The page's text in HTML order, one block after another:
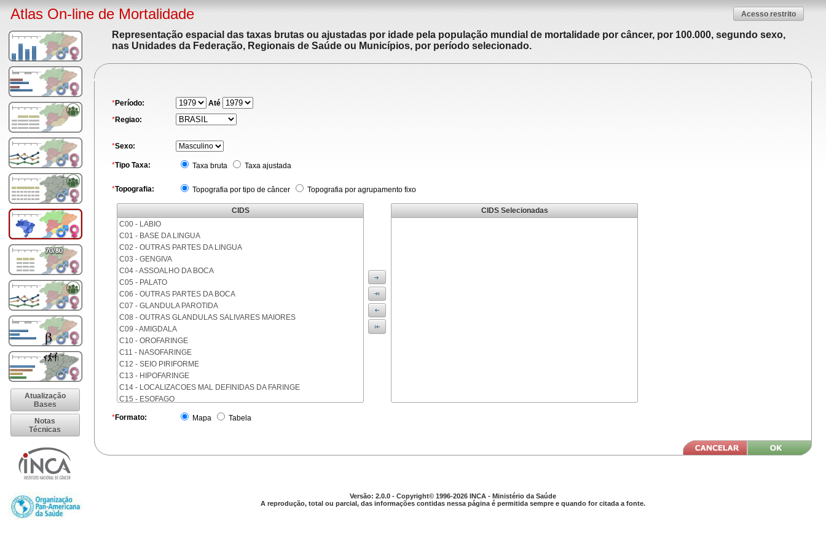
Atlas On-line de Mortalidade Acesso restrito
Atualização
Bases
Notas
Técnicas
Representação espacial das taxas brutas ou ajustadas por idade pela população mundial de mortalidade por câncer, por 100.000, segundo sexo,
nas Unidades da Federação, Regionais de Saúde ou Municípios, por período selecionado.
*Período:
Até
*Regiao:
*Sexo:
*Tipo Taxa: Taxa bruta Taxa ajustada
*Topografia: Topografia por tipo de câncer Topografia por agrupamento fixo
CIDS
C00 - LABIO
C01 - BASE DA LINGUA
C02 - OUTRAS PARTES DA LINGUA
C03 - GENGIVA
C04 - ASSOALHO DA BOCA
C05 - PALATO
C06 - OUTRAS PARTES DA BOCA
C07 - GLANDULA PAROTIDA
C08 - OUTRAS GLANDULAS SALIVARES MAIORES
C09 - AMIGDALA
C10 - OROFARINGE
C11 - NASOFARINGE
C12 - SEIO PIRIFORME
C13 - HIPOFARINGE
C14 - LOCALIZACOES MAL DEFINIDAS DA FARINGE
C15 - ESOFAGO
C17 - INTESTINO DELGADO
C20 - RETO
C24 - OUTRAS PARTES DAS VIAS BILIARES
CIDS Selecionadas
*Formato: Mapa Tabela
Versão: 2.0.0 - Copyright© 1996-2026 INCA - Ministério da Saúde
A reprodução, total ou parcial, das informações contidas nessa página é permitida sempre e quando for citada a fonte.